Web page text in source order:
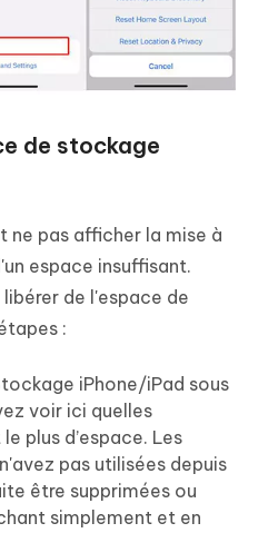
de stockage
ne pas afficher la mise à
espace insuffisant.
de l'espace de
:
iPhone/iPad sous
voir ici quelles
plus d’espace. Les
pas utilisées depuis
être supprimées ou
simplement et en